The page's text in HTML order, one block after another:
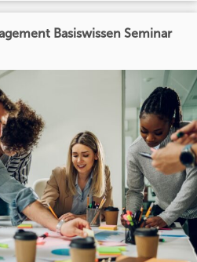
Basiswissen Seminar